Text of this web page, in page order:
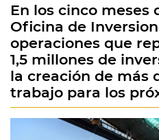
En los cinco meses
Oficina de
operaciones que
1,5 millones de
la creación de más
trabajo para los